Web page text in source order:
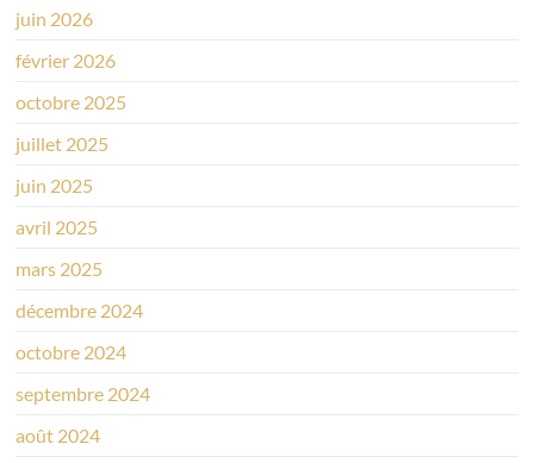
juin 2026
février 2026
octobre 2025
juillet 2025
juin 2025
avril 2025
mars 2025
décembre 2024
octobre 2024
septembre 2024
août 2024